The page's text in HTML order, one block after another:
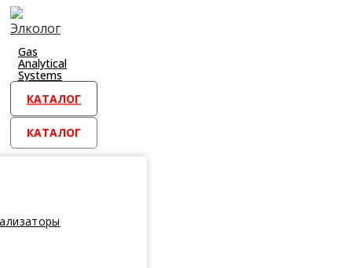
Перейти
к
контенту
Gas
Analytical
Systems
КАТАЛОГ
КАТАЛОГ